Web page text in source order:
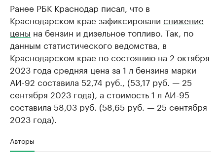
Ранее РБК Краснодар писал, что в
Краснодарском крае зафиксировали снижение
цены на бензин и дизельное топливо. Так, по
данным статистического ведомства, в
Краснодарском крае по состоянию на 2 октября
2023 года средняя цена за 1 л бензина марки
АИ-92 составила 52,74 руб., (53,17 руб. — 25
сентября 2023 года), а стоимость 1 л АИ-95
составила 58,03 руб. (58,65 руб. — 25 сентября
2023 года).
Авторы